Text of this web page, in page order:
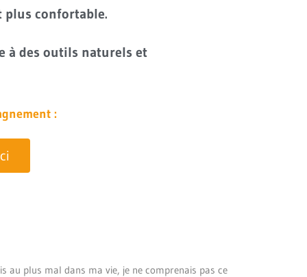
confortable.
à des outils naturels et
:
au plus mal dans ma vie, je ne comprenais pas ce